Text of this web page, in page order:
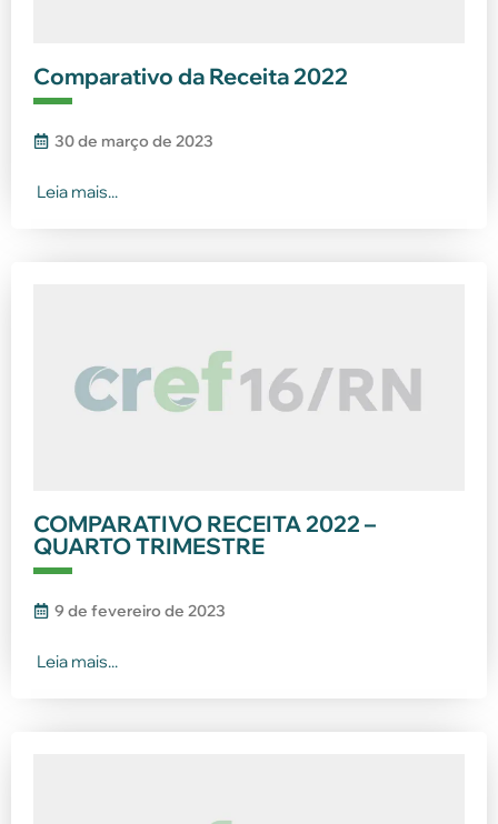
Comparativo da Receita 2022
30 de março de 2023
Leia mais...
COMPARATIVO RECEITA 2022 –
QUARTO TRIMESTRE
9 de fevereiro de 2023
Leia mais...